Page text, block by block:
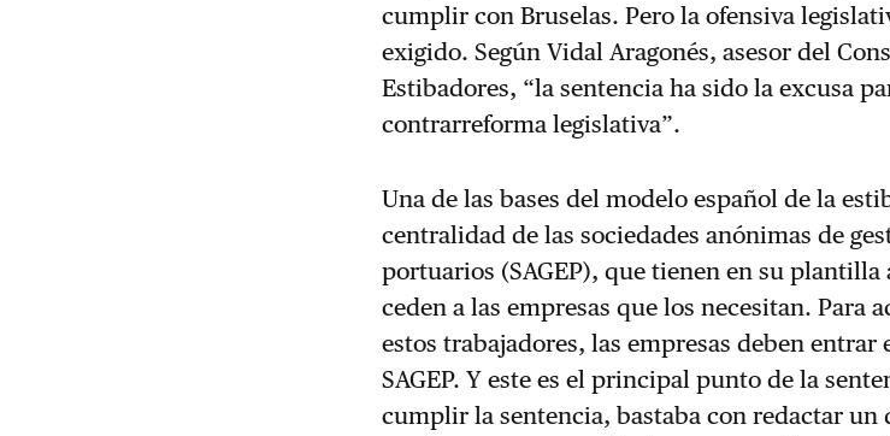
cumplir con Bruselas. Pero la ofensiva
exigido. Según Vidal Aragonés, asesor del
Estibadores, “la sentencia ha sido la excusa
contrarreforma legislativa”.
Una de las bases del modelo español de la
centralidad de las sociedades anónimas de
portuarios (SAGEP), que tienen en su plantilla
ceden a las empresas que los necesitan. Para
estos trabajadores, las empresas deben entrar
SAGEP. Y este es el principal punto de la
cumplir la sentencia, bastaba con redactar un